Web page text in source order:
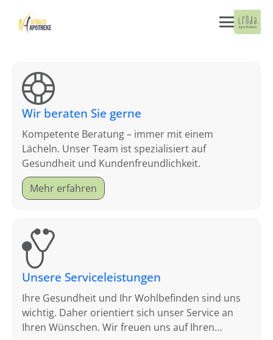
Wir beraten Sie gerne
Kompetente Beratung – immer mit einem
Lächeln. Unser Team ist spezialisiert auf
Gesundheit und Kundenfreundlichkeit.
Mehr erfahren
Unsere Serviceleistungen
Ihre Gesundheit und Ihr Wohlbefinden sind uns
wichtig. Daher orientiert sich unser Service an
Ihren Wünschen. Wir freuen uns auf Ihren